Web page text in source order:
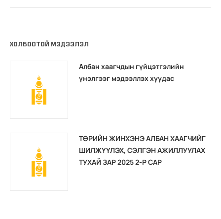
ХОЛБООТОЙ МЭДЭЭЛЭЛ
Албан хаагчдын гүйцэтгэлийн
үнэлгээг мэдээллэх хуудас
ТӨРИЙН ЖИНХЭНЭ АЛБАН ХААГЧИЙГ
ШИЛЖҮҮЛЭХ, СЭЛГЭН АЖИЛЛУУЛАХ
ТУХАЙ ЗАР 2025 2-Р САР